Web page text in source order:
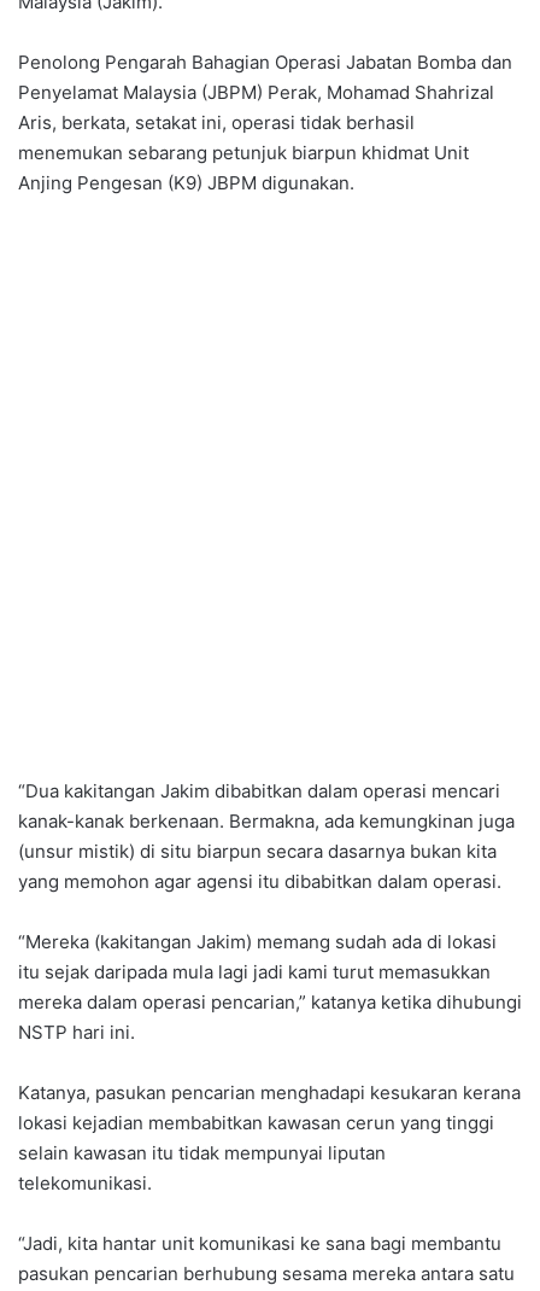
Penolong Pengarah Bahagian Operasi Jabatan Bomba dan
Penyelamat Malaysia (JBPM) Perak, Mohamad Shahrizal
Aris, berkata, setakat ini, operasi tidak berhasil
menemukan sebarang petunjuk biarpun khidmat Unit
Anjing Pengesan (K9) JBPM digunakan.
“Dua kakitangan Jakim dibabitkan dalam operasi mencari
kanak-kanak berkenaan. Bermakna, ada kemungkinan juga
(unsur mistik) di situ biarpun secara dasarnya bukan kita
yang memohon agar agensi itu dibabitkan dalam operasi.
“Mereka (kakitangan Jakim) memang sudah ada di lokasi
itu sejak daripada mula lagi jadi kami turut memasukkan
mereka dalam operasi pencarian,” katanya ketika dihubungi
NSTP hari ini.
Katanya, pasukan pencarian menghadapi kesukaran kerana
lokasi kejadian membabitkan kawasan cerun yang tinggi
selain kawasan itu tidak mempunyai liputan
telekomunikasi.
“Jadi, kita hantar unit komunikasi ke sana bagi membantu
pasukan pencarian berhubung sesama mereka antara satu